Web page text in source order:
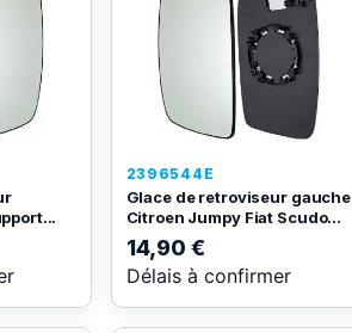
2396544E
Glace de retroviseur gauche
Citroen Jumpy Fiat Scudo...
14,90 €
Délais à confirmer